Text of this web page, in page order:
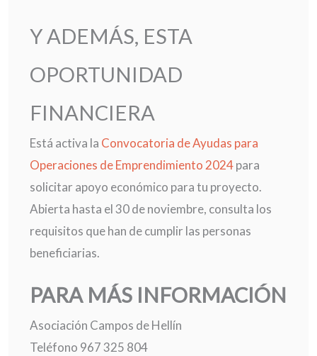
Y ADEMÁS, ESTA
OPORTUNIDAD
FINANCIERA
Está activa la Convocatoria de Ayudas para
Operaciones de Emprendimiento 2024para
solicitar apoyo económico para tu proyecto.
Abierta hasta el 30 de noviembre, consulta los
requisitos que han de cumplir las personas
beneficiarias.
PARA MÁS INFORMACIÓN
Asociación Campos de Hellín
Teléfono 967 325 804